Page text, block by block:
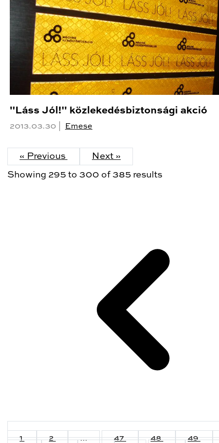
"Láss Jól!" közlekedésbiztonsági akció
2013.03.30 | Emese
« Previous Next »
Showing 295 to 300 of 385 results
1 2 ... 47 48
49